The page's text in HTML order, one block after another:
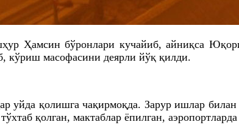
Ҳамсин бўронлари кучайиб, айниқса
кўриш масофасини деярли йўқ қилди.
уйда қолишга чақирмоқда. Зарур ишлар
қолган, мактаблар ёпилган,